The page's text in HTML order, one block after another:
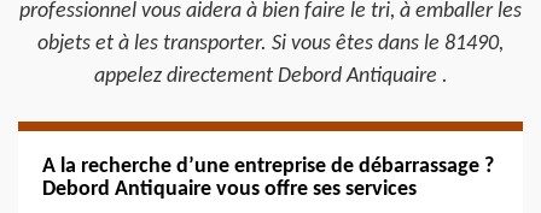
professionnel vous aidera à bien faire le tri, à emballer les
objets et à les transporter. Si vous êtes dans le 81490,
appelez directement Debord Antiquaire .
A la recherche d’une entreprise de débarrassage ?
Debord Antiquaire vous offre ses services